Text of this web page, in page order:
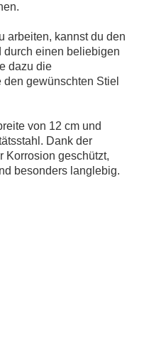
arbeiten, kannst du den
durch einen beliebigen
dazu die
gewünschten Stiel
von 12 cm und
Dank der
Korrosion geschützt,
besonders langlebig.